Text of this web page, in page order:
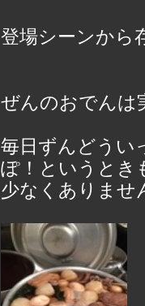
登場シーンから
ぜんのおでんは
毎日ずんどうい
ぽ！というとき
少なくありませ